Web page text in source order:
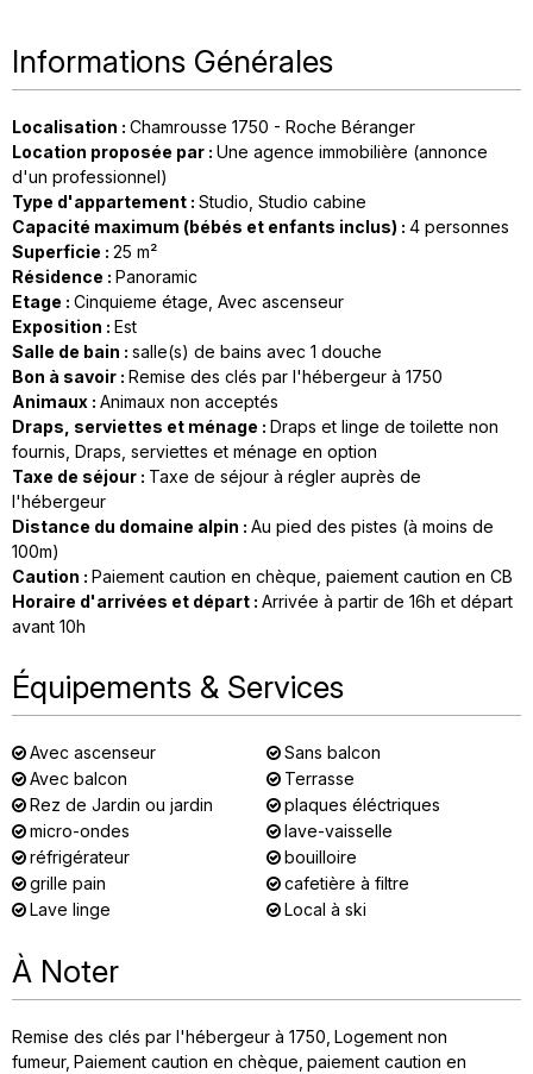
Informations Générales
Localisation : Chamrousse 1750 - Roche Béranger
Location proposée par : Une agence immobilière (annonce
d'un professionnel)
Type d'appartement : Studio Studio cabine
Capacité maximum (bébés et enfants inclus) : 4 personnes
Superficie : 25 m²
Résidence : Panoramic
Etage : Cinquieme étage Avec ascenseur
Exposition : Est
Salle de bain : salle(s) de bains avec 1 douche
Bon à savoir : Remise des clés par l'hébergeur à 1750
Animaux : Animaux non acceptés
Draps, serviettes et ménage : Draps et linge de toilette non
fournis Draps, serviettes et ménage en option
Taxe de séjour : Taxe de séjour à régler auprès de
l'hébergeur
Distance du domaine alpin : Au pied des pistes (à moins de
100m)
Caution : Paiement caution en chèque paiement caution en CB
Horaire d'arrivées et départ : Arrivée à partir de 16h et départ
avant 10h
Équipements & Services
Avec ascenseur
Sans balcon
Avec balcon
Terrasse
Rez de Jardin ou jardin
plaques éléctriques
micro-ondes
lave-vaisselle
réfrigérateur
bouilloire
grille pain
cafetière à filtre
Lave linge
Local à ski
À Noter
Remise des clés par l'hébergeur à 1750 Logement non
fumeur Paiement caution en chèque paiement caution en